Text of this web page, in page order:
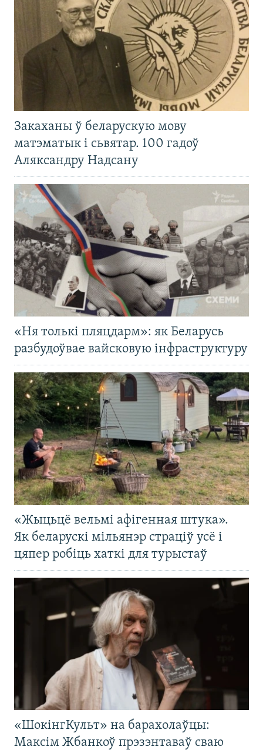
Закаханы ў беларускую мову
матэматык і сьвятар. 100 гадоў
Аляксандру Надсану
«Ня толькі пляцдарм»: як Беларусь
разбудоўвае вайсковую інфраструктуру
«Жыцьцё вельмі афігенная штука».
Як беларускі мільянэр страціў усё і
цяпер робіць хаткі для турыстаў
«ШокінгКульт» на барахолаўцы:
Максім Жбанкоў прэзэнтаваў сваю